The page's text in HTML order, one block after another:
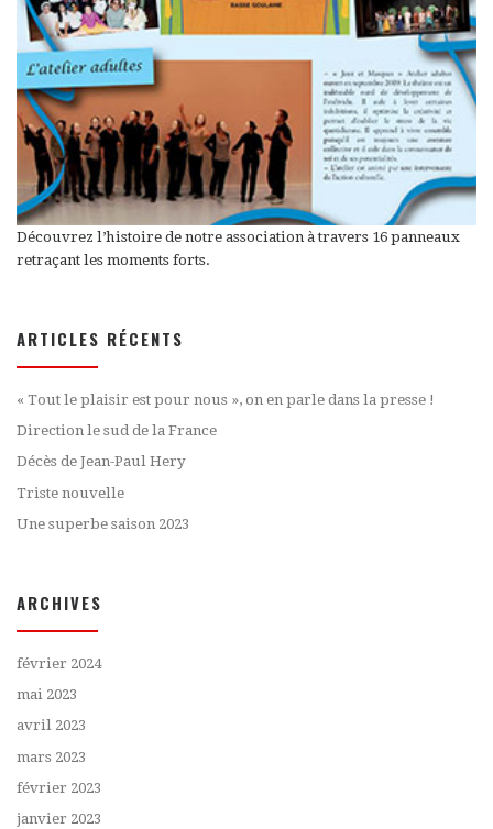
Découvrez l’histoire de notre association à travers 16 panneaux
retraçant les moments forts.
ARTICLES RÉCENTS
« Tout le plaisir est pour nous », on en parle dans la presse !
Direction le sud de la France
Décès de Jean-Paul Hery
Triste nouvelle
Une superbe saison 2023
ARCHIVES
février 2024
mai 2023
avril 2023
mars 2023
février 2023
janvier 2023